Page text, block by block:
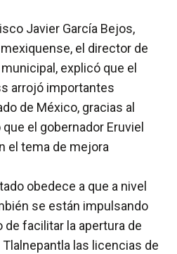
Javier García Bejos,
el director de
explicó que el
arrojó importantes
de México, gracias al
el gobernador Eruviel
el tema de mejora
obedece a que a nivel
se están impulsando
facilitar la apertura de
las licencias de